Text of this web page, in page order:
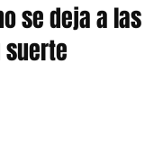
se deja a las